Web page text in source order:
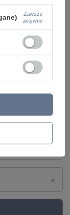
Zawsze
aktywne